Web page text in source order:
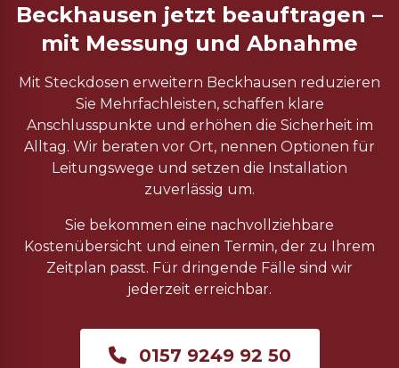
Beckhausen jetzt beauftragen –
mit Messung und Abnahme
Mit Steckdosen erweitern Beckhausen reduzieren
Sie Mehrfachleisten, schaffen klare
Anschlusspunkte und erhöhen die Sicherheit im
Alltag. Wir beraten vor Ort, nennen Optionen für
Leitungswege und setzen die Installation
zuverlässig um.
Sie bekommen eine nachvollziehbare
Kostenübersicht und einen Termin, der zu Ihrem
Zeitplan passt. Für dringende Fälle sind wir
jederzeit erreichbar.
0157 9249 92 50